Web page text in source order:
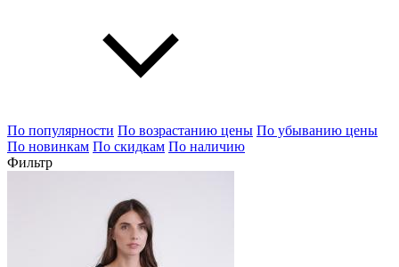
По популярности По возрастанию цены По убыванию цены
По новинкам По скидкам По наличию
Фильтр